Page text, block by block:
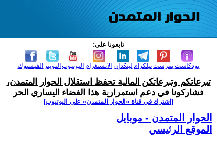
تابعونا على:
الفيسبوك التويتر اليوتيوب الانستغرام لينكدإن تيلكرامبنترست بودكاست
تبرعاتكم وتبرعاتكن المالية تحفظ استقلال الحوار المتمدن،
فشاركونا في دعم استمرارية هذا الفضاء اليساري الحر
[اشترك في قناة ‫«الحوار المتمدن» على اليوتيوب]
الحوار المتمدن - موبايل
الموقع الرئيسي